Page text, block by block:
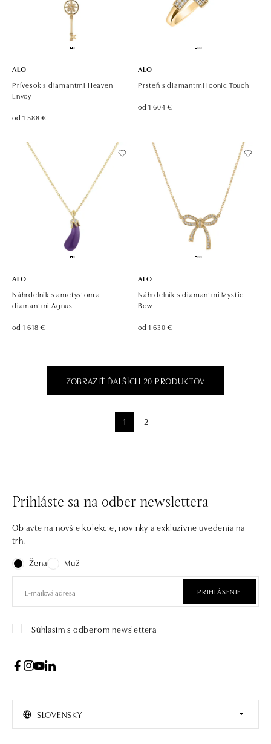
ALO
Prívesok s diamantmi Heaven
Envoy
od 1 588 €
ALO
Prsteň s diamantmi Iconic Touch
od 1 604 €
ALO
Náhrdelník s ametystom a
diamantmi Agnus
od 1 618 €
ALO
Náhrdelník s diamantmi Mystic
Bow
od 1 630 €
ZOBRAZIŤ ĎALŠÍCH 20 PRODUKTOV
1 2
Prihláste sa na odber newslettera
Objavte najnovšie kolekcie, novinky a exkluzívne uvedenia na
trh.
Žena
Muž
PRIHLÁSENIE
Súhlasím s odberom newslettera
SLOVENSKY